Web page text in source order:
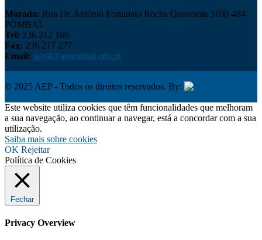
Morada: Rua Dr. António Fortunato Rocha Quaresma 3100-484
POMBAL
Tel: 236 212 169
Fax: 236 217 277
Email: geral@aepombal.edu.pt
© 2025 AEP - Todos os direitos reservados. By:
Este website utiliza cookies que têm funcionalidades que melhoram
a sua navegação, ao continuar a navegar, está a concordar com a sua
utilização.
Saiba mais sobre cookies
OK Rejeitar
Política de Cookies
Fechar
Privacy Overview